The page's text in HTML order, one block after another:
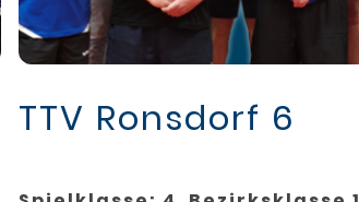
TTV Ronsdorf 6